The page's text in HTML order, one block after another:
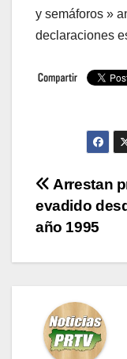
y semáforos »
declaraciones
de
Arrestan
evadido
año 1995